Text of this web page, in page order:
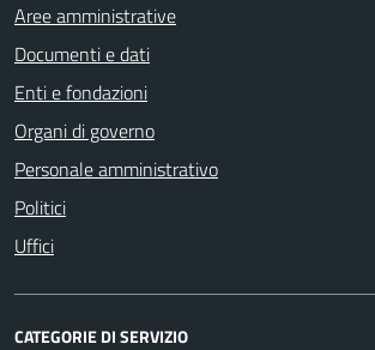
Aree amministrative
Documenti e dati
Enti e fondazioni
Organi di governo
Personale amministrativo
Politici
Uffici
CATEGORIE DI SERVIZIO